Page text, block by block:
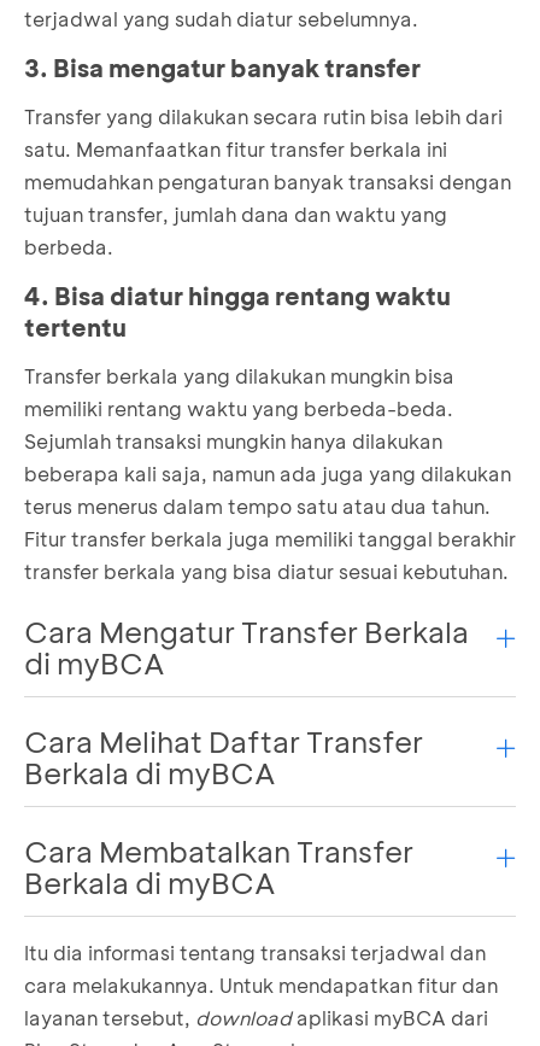
terjadwal yang sudah diatur sebelumnya.
3. Bisa mengatur banyak transfer
Transfer yang dilakukan secara rutin bisa lebih dari
satu. Memanfaatkan fitur transfer berkala ini
memudahkan pengaturan banyak transaksi dengan
tujuan transfer, jumlah dana dan waktu yang
berbeda.
4. Bisa diatur hingga rentang waktu
tertentu
Transfer berkala yang dilakukan mungkin bisa
memiliki rentang waktu yang berbeda-beda.
Sejumlah transaksi mungkin hanya dilakukan
beberapa kali saja, namun ada juga yang dilakukan
terus menerus dalam tempo satu atau dua tahun.
Fitur transfer berkala juga memiliki tanggal berakhir
transfer berkala yang bisa diatur sesuai kebutuhan.
Cara Mengatur Transfer Berkala
di myBCA
Langkah mengatur transfer berkala sebenarnya
tidak jauh berbeda dengan transfer biasa. Hanya
saja, perlu memasukkan informasi tambahan pada
bagian jenis transfer. Berikut cara membuat
transfer berkala:
Login kemyBCA
Pilih menu Transfer
Transfer ke Rekening BCA
Masukkan tujuan transfer
isi nominal uang yang mau ditransfer
Cara Melihat Daftar Transfer
Berkala di myBCA
Setelah mengatur transfer berkala, daftar transfer
berkala bisa dicek melalui myBCA. Berikut caranya:
PilihLainnya
PilihTransaksi Terjadwal
Daftar transfer berkala akan terlihat di layar
Cara Membatalkan Transfer
Berkala di myBCA
Jika ingin membatalkan transfer berkala yang
sudah dibuat, dapat mengikuti cara berikut:
myBCA
Itu dia informasi tentang transaksi terjadwal dan
cara melakukannya. Untuk mendapatkan fitur dan
layanan tersebut, downloadaplikasi myBCA dari